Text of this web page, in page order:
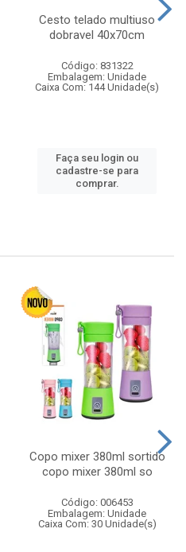
Cesto telado multiuso
dobravel 40x70cm
Código: 831322
Embalagem: Unidade
Caixa Com: 144 Unidade(s)
Faça seu login ou
cadastre-se para
comprar.
Copo mixer 380ml sortido
copo mixer 380ml so
Código: 006453
Embalagem: Unidade
Caixa Com: 30 Unidade(s)